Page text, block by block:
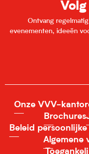
Ontvang
evenementen, ideeën
Onze VVV-
Brochures
Beleid persoonlijke
Algemene